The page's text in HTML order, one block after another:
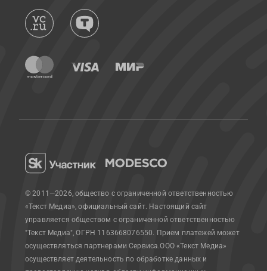
© 2011—2026, общество с ограниченной ответственностью
«Текст Медиа», официальный сайт. Настоящий сайт
управляется обществом с ограниченной ответственностью
"Текст Медиа", ОГРН 1163668076550. Прием платежей может
осуществляться партнерами Сервиса.ООО «Текст Медиа»
осуществляет деятельность по обработке данных и